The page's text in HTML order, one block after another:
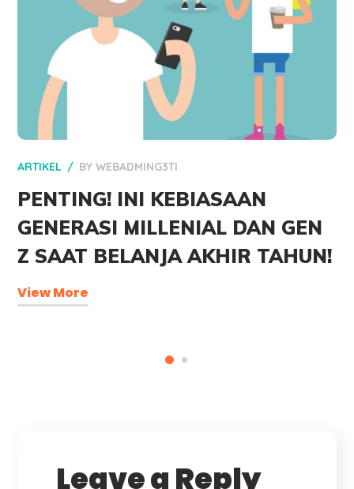
ARTIKEL BYWEBADMING3TI
PENTING! INI KEBIASAAN
GENERASI MILLENIAL DAN GEN
Z SAAT BELANJA AKHIR TAHUN!
View More
Leave a Reply